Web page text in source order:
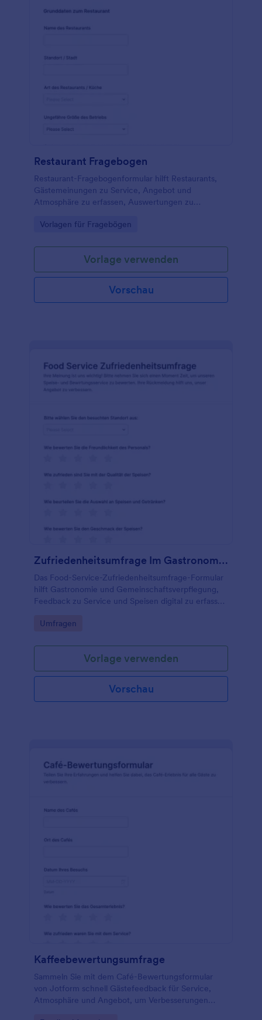
Restaurant Fragebogen
Restaurant-Fragebogenformular hilft Restaurants,
Gästemeinungen zu Service, Angebot und
Atmosphäre zu erfassen, Auswertungen zu
Standorte oder Zeiträume abzuleiten.
Go to Category:
Vorlagen für Fragebögen
Vorlage verwenden
Vorschau
Zufriedenheitsumfrage Im Gastronomiebereich
Das Food-Service-Zufriedenheitsumfrage-Formular
hilft Gastronomie und Gemeinschaftsverpflegung,
Feedback zu Service und Speisen digital zu erfassen
standortbezogen priorisieren können.
Go to Category:
Umfragen
Vorlage verwenden
Vorschau
Kaffeebewertungsumfrage
Sammeln Sie mit dem Café-Bewertungsformular
von Jotform schnell Gästefeedback für Service,
Atmosphäre und Angebot, um Verbesserungen